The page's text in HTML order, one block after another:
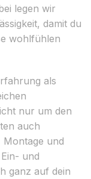
legen wir
damit du
wohlfühlen
als
nur um den
auch
Montage und
und
ganz auf dein